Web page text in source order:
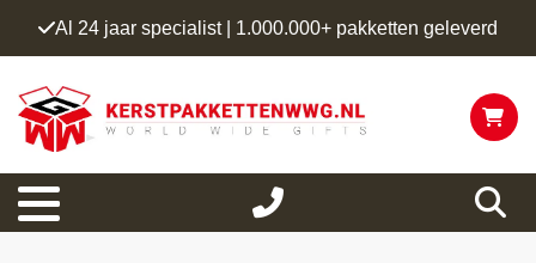
Al 24 jaar specialist | 1.000.000+ pakketten geleverd